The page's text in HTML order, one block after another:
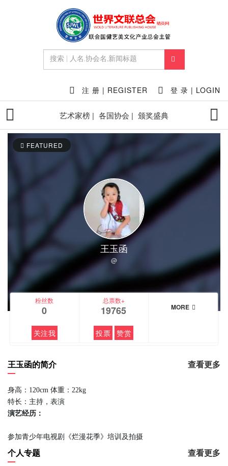
注 册 | REGISTER 登 录 | LOGIN
艺术家榜 | 各国协会 | 颁奖盛典
FEATURED
王玉函
@
粉丝数
0
关注我
总票数+
19765
投票 赞赏
MORE
王玉函的简介 查看更多
身高：120cm 体重：22kg
特长：主持，表演
演艺经历：
参加青少年电视剧《烂漫花季》培训及拍摄
个人专题 查看更多